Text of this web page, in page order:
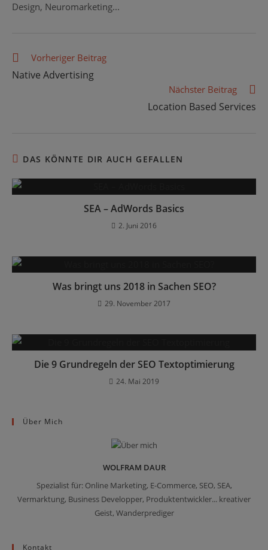
Design, Neuromarketing...
Weitere
ansehen
Vorheriger Beitrag
Native Advertising
Nächster Beitrag
Location Based Services
DAS KÖNNTE DIR AUCH GEFALLEN
SEA – AdWords Basics
2. Juni 2016
Was bringt uns 2018 in Sachen SEO?
29. November 2017
Die 9 Grundregeln der SEO Textoptimierung
24. Mai 2019
Über Mich
WOLFRAM DAUR
Spezialist für: Online Marketing, E-Commerce, SEO, SEA,
Vermarktung, Business Developper, Produktentwickler... kreativer
Geist, Wanderprediger
Kontakt